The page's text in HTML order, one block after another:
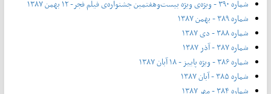
شماره ۳۹۰ - ویژه‌ی ویژه بیست‌و‌هفتمین جشنواره‌ی فیلم فجر- ۱۲ بهمن ۱۳۸۷
شماره ۳۸۹ - بهمن ۱۳۸۷
شماره ۳۸۸ - دی ۱۳۸۷
شماره ۳۸۷ - آذر ۱۳۸۷
شماره ۳۸۶ - ویژه پاییز - ۱۸ آبان ۱۳۸۷
شماره ۳۸۵ - آبان ۱۳۸۷
شماره ۳۸۴ - مهر ۱۳۸۷